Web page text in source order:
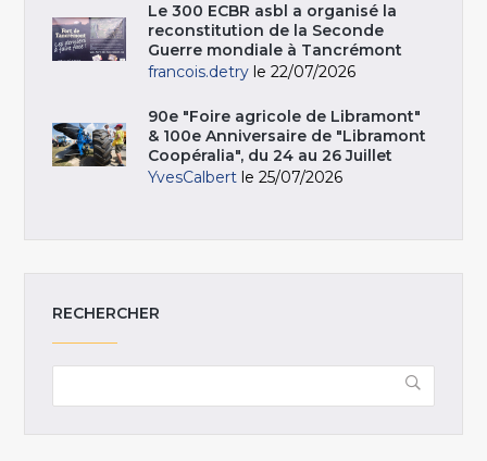
Le 300 ECBR asbl a organisé la
reconstitution de la Seconde
Guerre mondiale à Tancrémont
francois.detry le 22/07/2026
90e "Foire agricole de Libramont"
& 100e Anniversaire de "Libramont
Coopéralia", du 24 au 26 Juillet
YvesCalbert le 25/07/2026
RECHERCHER